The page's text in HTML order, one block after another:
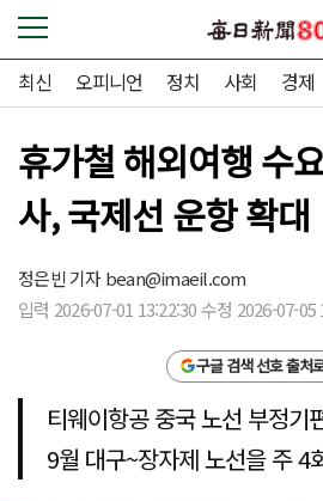
최신 오피니언 정치 사회 경제
휴가철 해외여행 수
사, 국제선 운항 확대
정은빈 기자bean@imaeil.com
입력 2026-07-01 13:22:30 수정 2026-07-05
구글 검색 선호 출처
티웨이항공 중국 노선 부정기
9월 대구~장자제 노선을 주 4